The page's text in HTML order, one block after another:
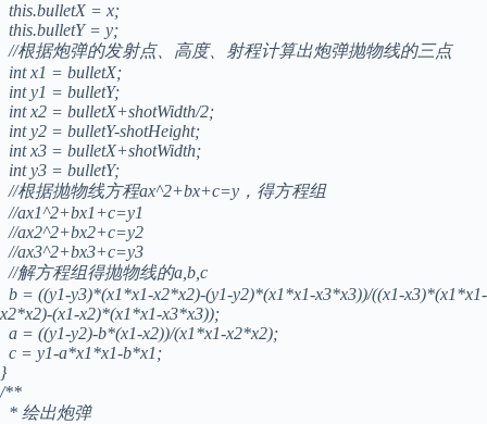
this.bulletX = x;
this.bulletY = y;
//根据炮弹的发射点、高度、射程计算出炮弹抛物线的三点
int x1 = bulletX;
int y1 = bulletY;
int x2 = bulletX+shotWidth/2;
int y2 = bulletY-shotHeight;
int x3 = bulletX+shotWidth;
int y3 = bulletY;
//根据抛物线方程ax^2+bx+c=y，得方程组
//ax1^2+bx1+c=y1
//ax2^2+bx2+c=y2
//ax3^2+bx3+c=y3
//解方程组得抛物线的a,b,c
b = ((y1-y3)*(x1*x1-x2*x2)-(y1-y2)*(x1*x1-x3*x3))/((x1-x3)*(x1*x1-
x2*x2)-(x1-x2)*(x1*x1-x3*x3));
a = ((y1-y2)-b*(x1-x2))/(x1*x1-x2*x2);
c = y1-a*x1*x1-b*x1;
}
/**
* 绘出炮弹